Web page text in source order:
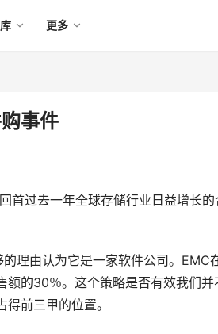
更多
事件
首过去一年全球存储行业日益增长的
理由认为它是一家软件公司。EMC
额的30％。这个策略是否有效我们并
前三甲的位置。